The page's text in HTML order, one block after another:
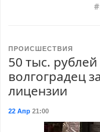
ПРОИСШЕСТВИЯ
50 тыс.
волгоградец
лицензии
22 Апр21:00